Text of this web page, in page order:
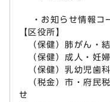
・お知らせ情報コ
【区役所】
（保健）肺がん・結
（保健）成人・妊婦
（保健）乳幼児歯
（税金）市・府民
せ